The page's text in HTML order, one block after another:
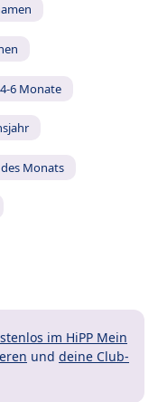
4-6 Monate
Monats
im HiPP Mein
und deine Club-